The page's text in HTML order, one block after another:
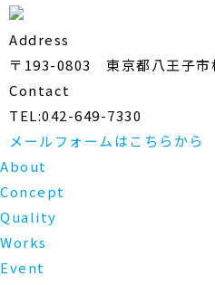
Address
〒193-0803 東京都八王子市
Contact
TEL:042-649-7330
メールフォームはこちらから
About
Concept
Quality
Works
Event